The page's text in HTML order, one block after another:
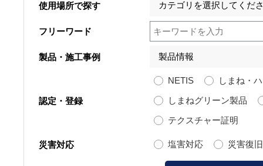
使用場所で探す
フリーワード
製品・施工事例
認定・登録
NETIS
しまね・
しまねグリーン製品
テクスチャー証明
災害対応 塩害対応 災害復旧